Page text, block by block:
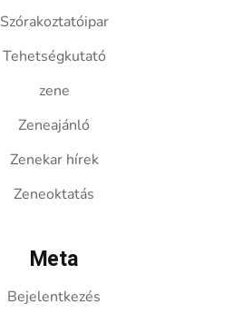
Szórakoztatóipar
Tehetségkutató
zene
Zeneajánló
Zenekar hírek
Zeneoktatás
Meta
Bejelentkezés